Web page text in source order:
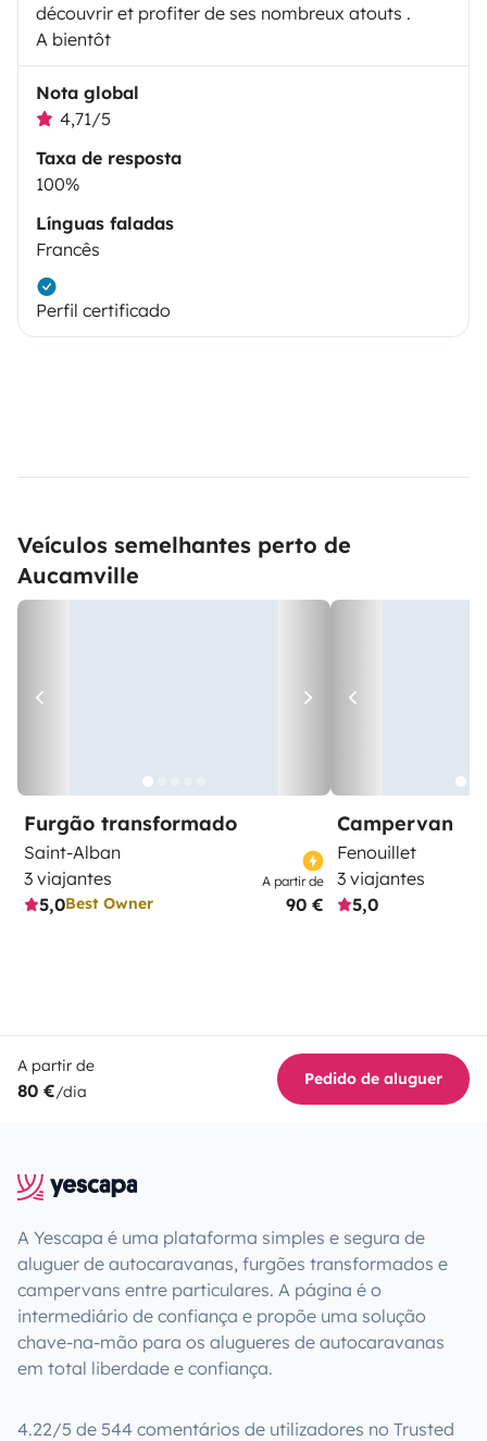
découvrir et profiter de ses nombreux atouts .
A bientôt
Nota global
4,71/5
Taxa de resposta
100%
Línguas faladas
Francês
Perfil certificado
Veículos semelhantes perto de
Aucamville
Furgão transformado
Saint-Alban
3 viajantes
5,0Best Owner
A partir de
90 €
Campervan
Fenouillet
3 viajantes
5,0
A partir de
80 €/dia
Pedido de aluguer
A Yescapa é uma plataforma simples e segura de
aluguer de autocaravanas, furgões transformados e
campervans entre particulares. A página é o
intermediário de confiança e propõe uma solução
chave-na-mão para os alugueres de autocaravanas
em total liberdade e confiança.
4.22/5 de 544 comentários de utilizadores no Trusted